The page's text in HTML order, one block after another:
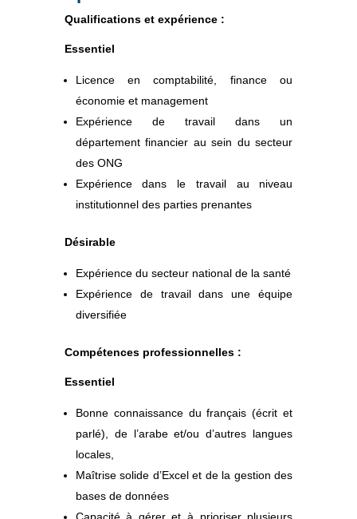
Qualifications et expérience :
Essentiel
Licence en comptabilité, finance ou
économie et management
Expérience de travail dans un
département financier au sein du secteur
des ONG
Expérience dans le travail au niveau
institutionnel des parties prenantes
Désirable
Expérience du secteur national de la santé
Expérience de travail dans une équipe
diversifiée
Compétences professionnelles :
Essentiel
Bonne connaissance du français (écrit et
parlé), de l’arabe et/ou d’autres langues
locales,
Maîtrise solide d’Excel et de la gestion des
bases de données